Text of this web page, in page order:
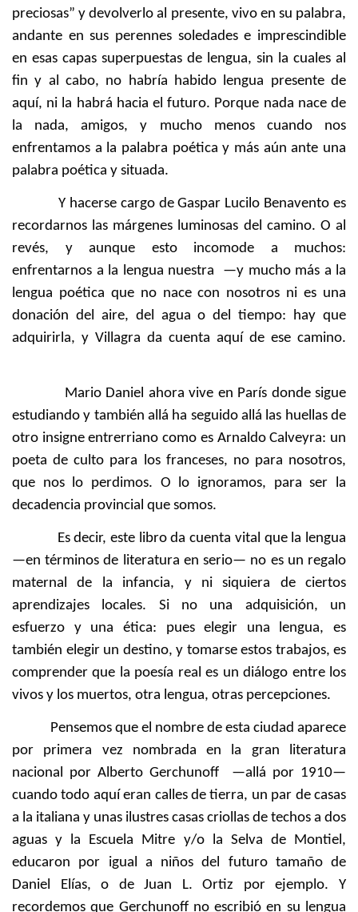
preciosas” y devolverlo al presente, vivo en su palabra,
andante en sus perennes soledades e imprescindible
en esas capas superpuestas de lengua, sin la cuales al
fin y al cabo, no habría habido lengua presente de
aquí, ni la habrá hacia el futuro. Porque nada nace de
la nada, amigos, y mucho menos cuando nos
enfrentamos a la palabra poética y más aún ante una
palabra poética y situada.
Y hacerse cargo de Gaspar Lucilo Benavento es
recordarnos las márgenes luminosas del camino. O al
revés, y aunque esto incomode a muchos:
enfrentarnos a la lengua nuestra —y mucho más a la
lengua poética que no nace con nosotros ni es una
donación del aire, del agua o del tiempo: hay que
adquirirla, y Villagra da cuenta aquí de ese camino.
Mario Daniel ahora vive en París donde sigue
estudiando y también allá ha seguido allá las huellas de
otro insigne entrerriano como es Arnaldo Calveyra: un
poeta de culto para los franceses, no para nosotros,
que nos lo perdimos. O lo ignoramos, para ser la
decadencia provincial que somos.
Es decir, este libro da cuenta vital que la lengua
—en términos de literatura en serio— no es un regalo
maternal de la infancia, y ni siquiera de ciertos
aprendizajes locales. Si no una adquisición, un
esfuerzo y una ética: pues elegir una lengua, es
también elegir un destino, y tomarse estos trabajos, es
comprender que la poesía real es un diálogo entre los
vivos y los muertos, otra lengua, otras percepciones.
Pensemos que el nombre de esta ciudad aparece
por primera vez nombrada en la gran literatura
nacional por Alberto Gerchunoff —allá por 1910—
cuando todo aquí eran calles de tierra, un par de casas
a la italiana y unas ilustres casas criollas de techos a dos
aguas y la Escuela Mitre y/o la Selva de Montiel,
educaron por igual a niños del futuro tamaño de
Daniel Elías, o de Juan L. Ortiz por ejemplo. Y
recordemos que Gerchunoff no escribió en su lengua